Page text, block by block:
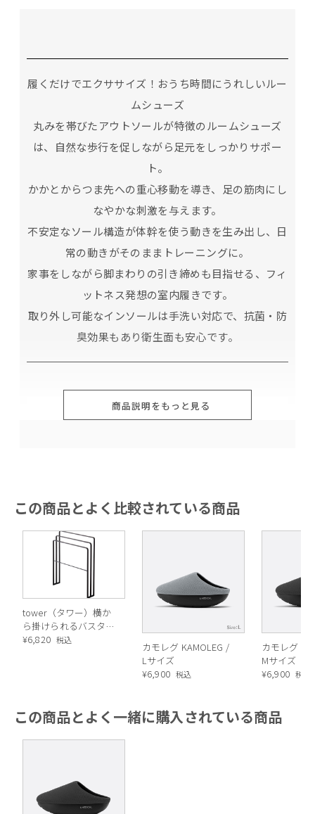
履くだけでエクササイズ！おうち時間にうれしいルー
ムシューズ
丸みを帯びたアウトソールが特徴のルームシューズ
は、自然な歩行を促しながら足元をしっかりサポー
ト。
かかとからつま先への重心移動を導き、足の筋肉にし
なやかな刺激を与えます。
不安定なソール構造が体幹を使う動きを生み出し、日
常の動きがそのままトレーニングに。
家事をしながら脚まわりの引き締めも目指せる、フィ
ットネス発想の室内履きです。
取り外し可能なインソールは手洗い対応で、抗菌・防
臭効果もあり衛生面も安心です。
商品説明をもっと見る
この商品とよく比較されている商品
tower（タワー）横か
ら掛けられるバスタオ
ルハンガー 3連
¥6,820 税込
カモレグ KAMOLEG /
Lサイズ
¥6,900 税込
カモレグ
Mサイズ
¥6,900 税込
この商品とよく一緒に購入されている商品